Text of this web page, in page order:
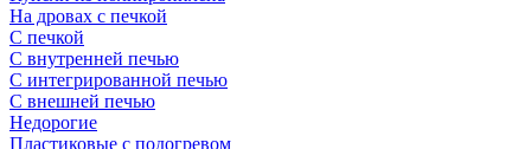
На дровах с печкой
С печкой
С внутренней печью
С интегрированной печью
С внешней печью
Недорогие
Пластиковые с подогревом